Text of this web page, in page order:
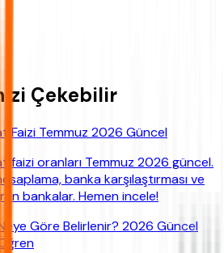
Çekebilir
Faizi Temmuz 2026 Güncel
faizi oranları Temmuz 2026 güncel.
banka karşılaştırması ve
bankalar. Hemen incele!
Göre Belirlenir? 2026 Güncel